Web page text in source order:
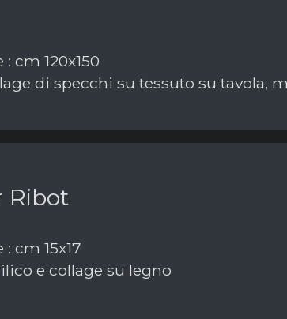
cm 120x150
di specchi su tessuto su tavola,
Ribot
cm 15x17
e collage su legno